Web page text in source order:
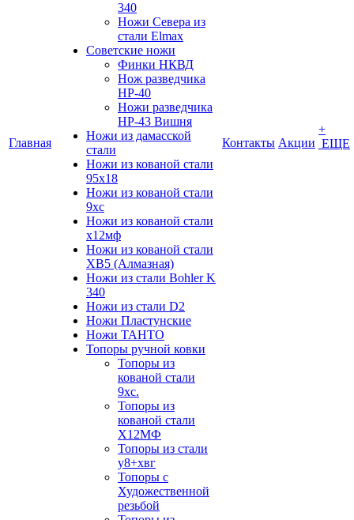
Главная
340
Ножи Севера из
стали Elmax
Советские ножи
Финки НКВД
Нож разведчика
НР-40
Ножи разведчика
НР-43 Вишня
Ножи из дамасской
стали
Ножи из кованой стали
95х18
Ножи из кованой стали
9хс
Ножи из кованой стали
х12мф
Ножи из кованой стали
ХВ5 (Алмазная)
Ножи из стали Bohler K
340
Ножи из стали D2
Ножи Пластунские
Ножи ТАНТО
Топоры ручной ковки
Топоры из
кованой стали
9хс.
Топоры из
кованой стали
Х12МФ
Топоры из стали
у8+хвг
Топоры с
Художественной
резьбой
Контакты Акции
+
ЕЩЕ